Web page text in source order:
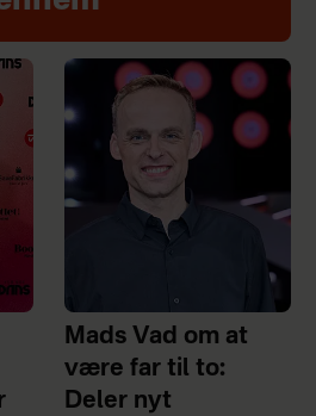
Mads Vad om at
være far til to:
Deler nyt